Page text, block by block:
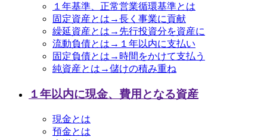
１年基準、正常営業循環基準とは
固定資産とは→長く事業に貢献
繰延資産とは→先行投資分を資産に
流動負債とは→１年以内に支払い
固定負債とは→時間をかけて支払う
純資産とは→儲けの積み重ね
１年以内に現金、費用となる資産
現金とは
預金とは